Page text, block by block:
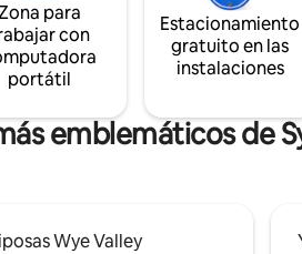
para
con
portátil
Estacionamiento
gratuito en las
instalaciones
emblemáticos de
Wye Valley